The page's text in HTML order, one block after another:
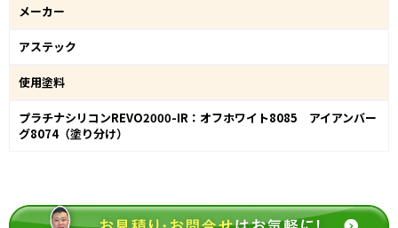
メーカー
アステック
使用塗料
プラチナシリコンREVO2000-IR：オフホワイト8085 アイアンバー
グ8074（塗り分け）